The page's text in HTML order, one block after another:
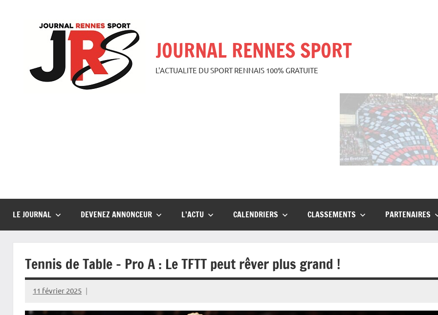
JOURNAL RENNES SPORT
L'ACTUALITE DU SPORT RENNAIS 100% GRATUITE
LE JOURNAL DEVENEZ ANNONCEUR L’ACTU CALENDRIERS CLASSEMENTS PARTENAIRES
Tennis de Table – Pro A : Le TFTT peut rêver plus grand !
11 février 2025
Rédaction
JRS